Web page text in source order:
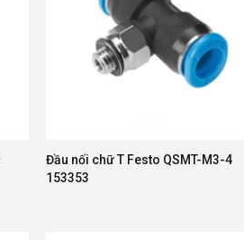
Đầu nối chữ T Festo QSMT-M3-4
153353